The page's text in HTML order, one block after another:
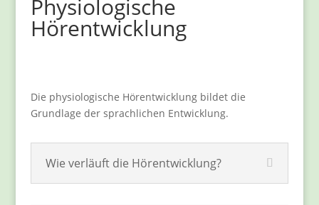
Physiologische
Hörentwicklung
Die physiologische Hörentwicklung bildet die
Grundlage der sprachlichen Entwicklung.
Wie verläuft die Hörentwicklung?